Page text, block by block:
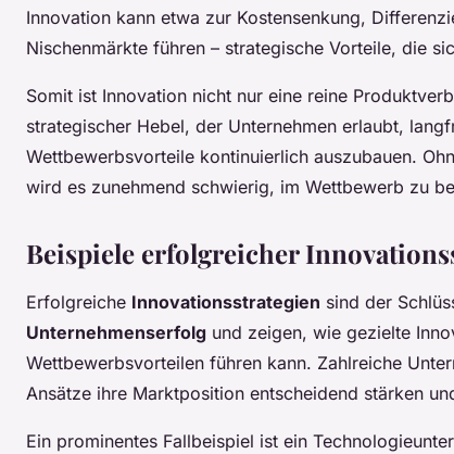
Innovation kann etwa zur Kostensenkung,
Nischenmärkte führen – strategische Vorteile, die
Somit ist Innovation nicht nur eine reine
strategischer Hebel, der Unternehmen erlaubt,
Wettbewerbsvorteile kontinuierlich auszubauen.
wird es zunehmend schwierig, im Wettbewerb zu
Beispiele erfolgreicher
Erfolgreiche Innovationsstrategien sind der
Unternehmenserfolg und zeigen, wie gezielte
Wettbewerbsvorteilen führen kann. Zahlreiche
Ansätze ihre Marktposition entscheidend stärken
Ein prominentes Fallbeispiel ist ein